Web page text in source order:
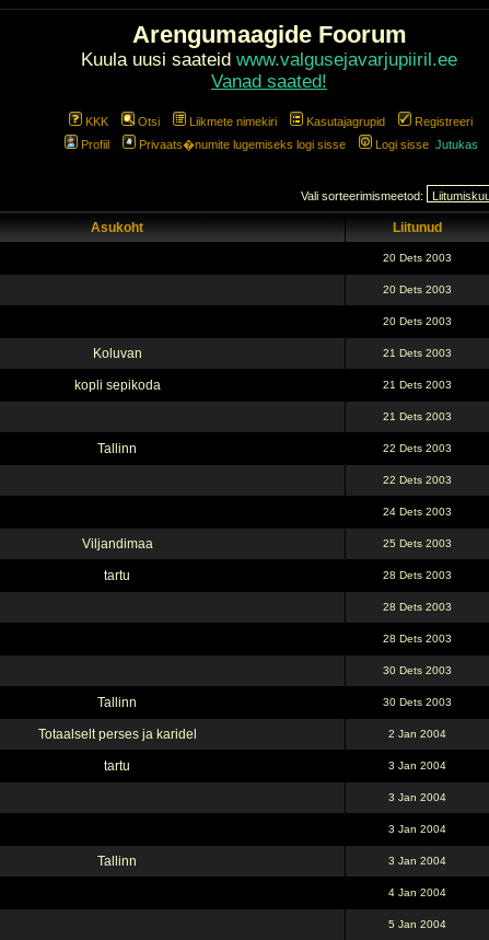
Arengumaagide Foorum
Kuula uusi saateid www.valgusejavarjupiiril.ee
Vanad saated!
KKK Otsi Liikmete nimekiri Kasutajagrupid
Registreeri
Profiil
Privaats�numite lugemiseks logi sisse Logi sisse Jutukas
Vali sorteerimismeetod:
Asukoht Liitunud
20 Dets 2003
20 Dets 2003
20 Dets 2003
Koluvan 21 Dets 2003
kopli sepikoda 21 Dets 2003
21 Dets 2003
Tallinn 22 Dets 2003
22 Dets 2003
24 Dets 2003
Viljandimaa 25 Dets 2003
tartu 28 Dets 2003
28 Dets 2003
28 Dets 2003
30 Dets 2003
Tallinn 30 Dets 2003
Totaalselt perses ja karidel 2 Jan 2004
tartu 3 Jan 2004
3 Jan 2004
3 Jan 2004
Tallinn 3 Jan 2004
4 Jan 2004
5 Jan 2004